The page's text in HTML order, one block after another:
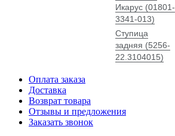
Икарус (01801-
3341-013)
Ступица
задняя (5256-
22.3104015)
Оплата заказа
Доставка
Возврат товара
Отзывы и предложения
Заказать звонок